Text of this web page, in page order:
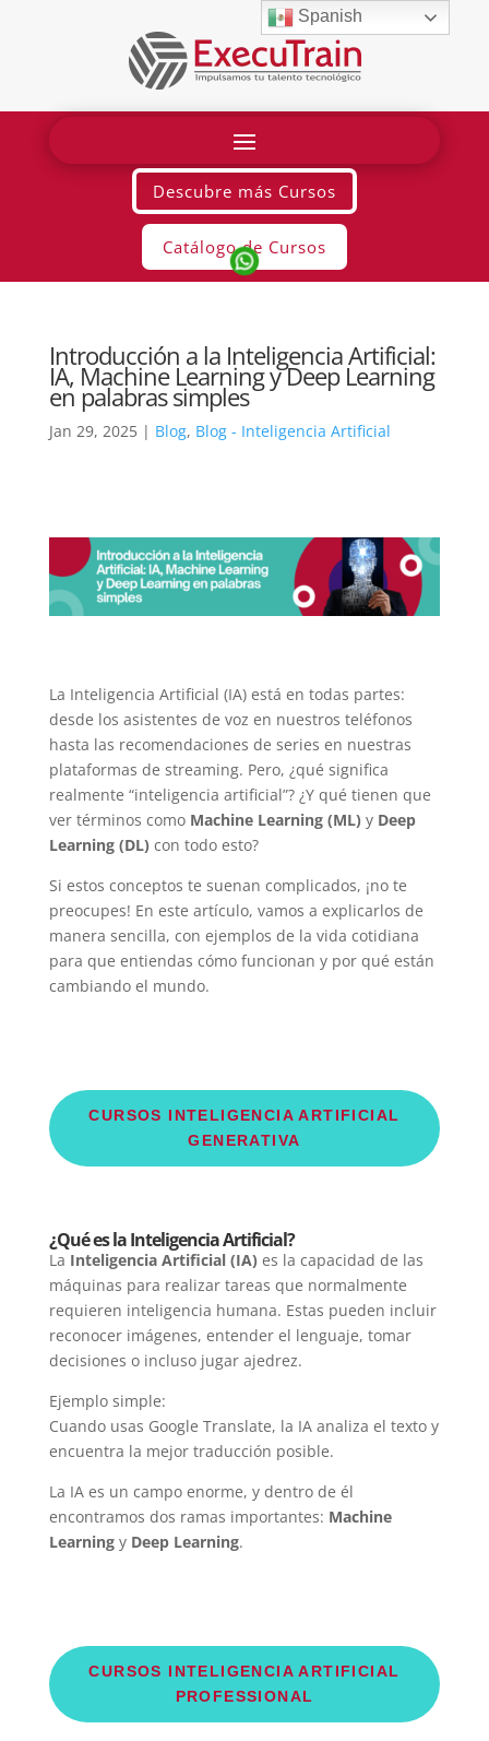
Descubre más Cursos
Catálogo de Cursos
Introducción a la Inteligencia Artificial:
IA, Machine Learning y Deep Learning
en palabras simples
Jan 29, 2025| Blog, Blog - Inteligencia Artificial
La Inteligencia Artificial (IA) está en todas partes:
desde los asistentes de voz en nuestros teléfonos
hasta las recomendaciones de series en nuestras
plataformas de streaming. Pero, ¿qué significa
realmente “inteligencia artificial”? ¿Y qué tienen que
ver términos como Machine Learning (ML) y Deep
Learning (DL) con todo esto?
Si estos conceptos te suenan complicados, ¡no te
preocupes! En este artículo, vamos a explicarlos de
manera sencilla, con ejemplos de la vida cotidiana
para que entiendas cómo funcionan y por qué están
cambiando el mundo.
CURSOS INTELIGENCIA ARTIFICIAL
GENERATIVA
¿Qué es la Inteligencia Artificial?
La Inteligencia Artificial (IA) es la capacidad de las
máquinas para realizar tareas que normalmente
requieren inteligencia humana. Estas pueden incluir
reconocer imágenes, entender el lenguaje, tomar
decisiones o incluso jugar ajedrez.
Ejemplo simple:
Cuando usas Google Translate, la IA analiza el texto y
encuentra la mejor traducción posible.
La IA es un campo enorme, y dentro de él
encontramos dos ramas importantes: Machine
Learningy Deep Learning.
CURSOS INTELIGENCIA ARTIFICIAL
PROFESSIONAL
Spanish